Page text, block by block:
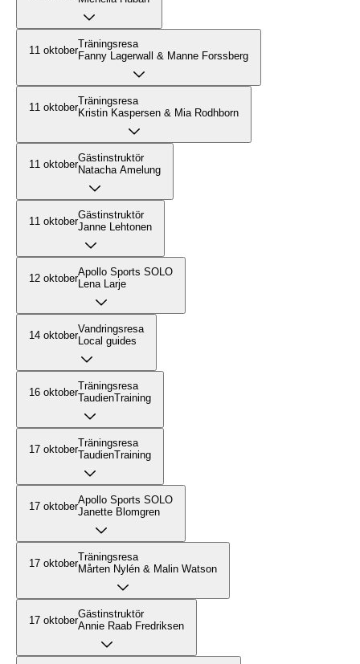
11 oktoberTräningsresa
Fanny Lagerwall & Manne Forssberg
11 oktoberTräningsresa
Kristin Kaspersen & Mia Rodhborn
11 oktoberGästinstruktör
Natacha Amelung
11 oktoberGästinstruktör
Janne Lehtonen
12 oktoberApollo Sports SOLO
Lena Larje
14 oktoberVandringsresa
Local guides
16 oktoberTräningsresa
TaudienTraining
17 oktoberTräningsresa
TaudienTraining
17 oktoberApollo Sports SOLO
Janette Blomgren
17 oktoberTräningsresa
Mårten Nylén & Malin Watson
17 oktoberGästinstruktör
Annie Raab Fredriksen